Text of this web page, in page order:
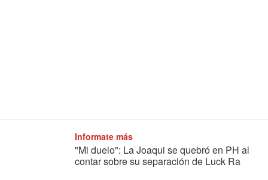
Informate más
"Mi duelo": La Joaqui se quebró en PH al
contar sobre su separación de Luck Ra